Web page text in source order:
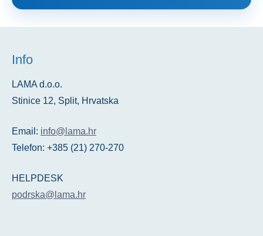
Info
LAMA d.o.o.
Stinice 12, Split, Hrvatska
Email: info@lama.hr
Telefon: +385 (21) 270-270
HELPDESK
podrska@lama.hr